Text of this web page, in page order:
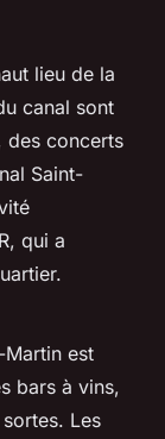
lieu de la
canal sont
des concerts
Saint-
qui a
Martin est
bars à vins,
Les